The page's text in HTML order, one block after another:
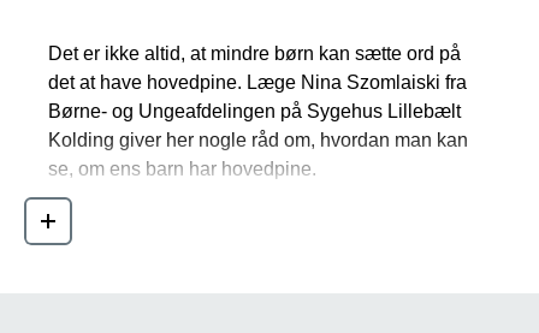
Det er ikke altid, at mindre børn kan sætte ord på
det at have hovedpine. Læge Nina Szomlaiski fra
Børne- og Ungeafdelingen på Sygehus Lillebælt
Kolding giver her nogle råd om, hvordan man kan
se, om ens barn har hovedpine.
Læs mere